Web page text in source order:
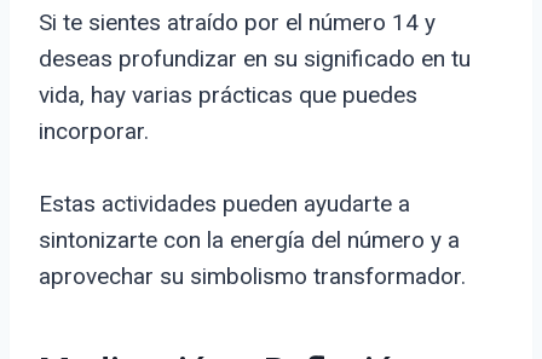
Si te sientes atraído por el número 14 y
deseas profundizar en su significado en tu
vida, hay varias prácticas que puedes
incorporar.
Estas actividades pueden ayudarte a
sintonizarte con la energía del número y a
aprovechar su simbolismo transformador.